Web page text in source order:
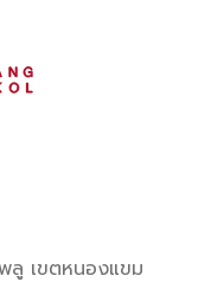
ลู เขตหนองแขม